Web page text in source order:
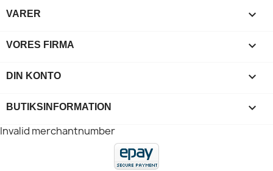
VARER 
VORES FIRMA 
DIN KONTO 
BUTIKSINFORMATION keyboard_arrow_down
Invalid merchantnumber